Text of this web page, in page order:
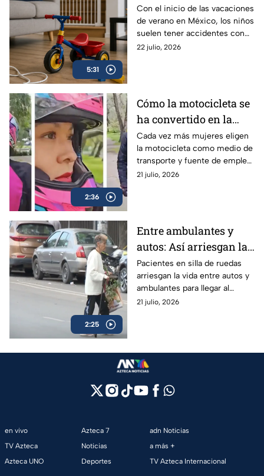
5:31
vacaciones: hasta 84
niños se lesionan cada
hora en México | VIDEO
Con el inicio de las vacaciones
de verano en México, los niños
suelen tener accidentes con
mucha más frecuencia, ¿qué
22 julio, 2026
2:36
Cómo la motocicleta se
ha convertido en la
aliada de libertad,
empleo y seguridad
para las mujeres
Cada vez más mujeres eligen
la motocicleta como medio de
transporte y fuente de empleo,
encontrando libertad, ahorro y
21 julio, 2026
2:25
Entre ambulantes y
autos: Así arriesgan la
vida los pacientes con
movilidad limitada del
Hospital Juárez en
GAM
Pacientes en silla de ruedas
arriesgan la vida entre autos y
ambulantes para llegar al
Hospital Juárez; autoridades
21 julio, 2026
en vivo
TV Azteca
Azteca UNO
Azteca 7
Noticias
Deportes
adn Noticias
a más +
TV Azteca Internacional